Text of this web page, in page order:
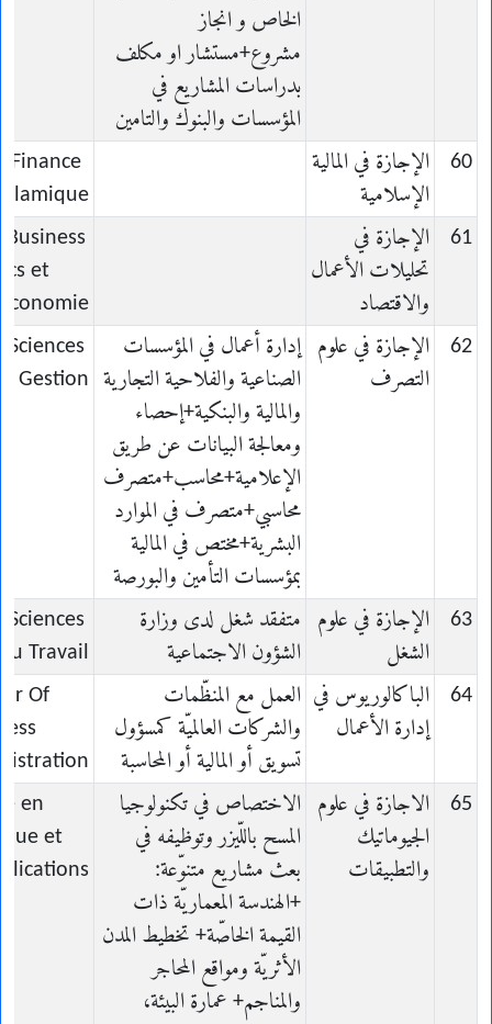
الخاص و انجاز
مشروع+مستشار او مكلف
بدراسات المشاريع في
المؤسسات والبنوك والتامين
60
الإجازة في المالية
الإسلامية
Finance
Islamique
61
الإجازة في
تحليلات الأعمال
والاقتصاد
Business
et
Économie
62
الإجازة في علوم
التصرف
إدارة أعمال في المؤسسات
الصناعية والفلاحية التجارية
والمالية والبنكية+إحصاء
ومعالجة البيانات عن طريق
الإعلامية+محاسب+متصرف
محاسبي+متصرف في الموارد
البشرية+مختص في المالية
بمؤسسات التأمين والبورصة
Sciences
Gestion
63
الإجازة في علوم
الشغل
متفقد شغل لدى وزارة
الشؤون الاجتماعية
Sciences
du Travail
64
الباكالوريوس في
إدارة الأعمال
العمل مع المنظّمات
والشركات العالميّة كمسؤول
تسويق أو المالية أو المحاسبة
Of
65
الاجازة في علوم
الجيوماتيك
والتطبيقات
الاختصاص في تكنولوجيا
المسح باللّيزر وتوظيفه في
بعث مشاريع متنوّعة:
+الهندسة المعماريّة ذات
القيمة الخاصّة+ تخطيط المدن
الأثريّة ومواقع المحاجر
والمناجم+ عمارة البيئة،
en
et